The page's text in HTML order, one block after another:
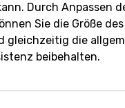
Durch Anpassen
Sie die Größe
gleichzeitig die
beibehalten.